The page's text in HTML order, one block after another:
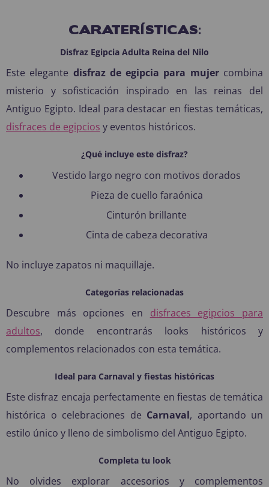
CARATERÍSTICAS:
Disfraz Egipcia Adulta Reina del Nilo
Este elegante disfraz de egipcia para mujercombina
misterio y sofisticación inspirado en las reinas del
Antiguo Egipto. Ideal para destacar en fiestas temáticas,
disfraces de egipcios y eventos históricos.
¿Qué incluye este disfraz?
Vestido largo negro con motivos dorados
Pieza de cuello faraónica
Cinturón brillante
Cinta de cabeza decorativa
No incluye zapatos ni maquillaje.
Categorías relacionadas
Descubre más opciones en disfraces egipcios para
adultos, donde encontrarás looks históricos y
complementos relacionados con esta temática.
Ideal para Carnaval y fiestas históricas
Este disfraz encaja perfectamente en fiestas de temática
histórica o celebraciones de Carnaval, aportando un
estilo único y lleno de simbolismo del Antiguo Egipto.
Completa tu look
No olvides explorar accesorios y complementos